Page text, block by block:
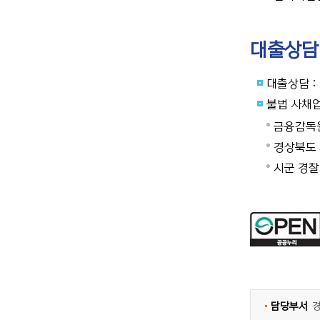
대출상
대출상담 :
불법 사채
금융감
경상북
시군 경
담당부서